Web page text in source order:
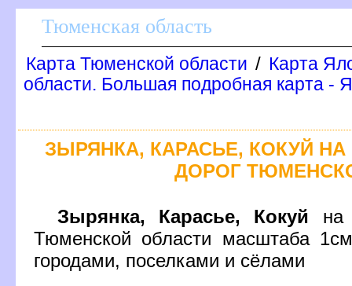
Тюменская область
Карта Тюменской области / Карта
области. Большая подробная карта -
ЗЫРЯНКА, КАРАСЬЕ, КОКУЙ
ДОРОГ
Зырянка, Карасье, Кокуй на
Тюменской области масштаба
ородами, поселками и сёлами